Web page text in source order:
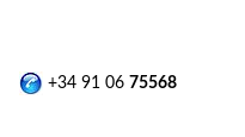
+34 91 06 75568